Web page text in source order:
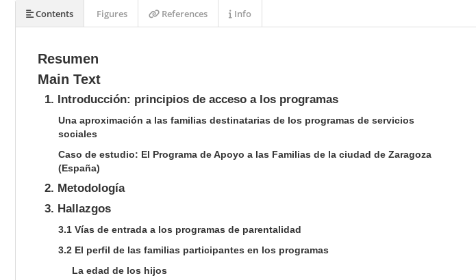
Resumen
Main Text
1. Introducción: principios de acceso a los programas
Una aproximación a las familias destinatarias de los programas de servicios
sociales
Caso de estudio: El Programa de Apoyo a las Familias de la ciudad de Zaragoza
(España)
2. Metodología
3. Hallazgos
3.1 Vías de entrada a los programas de parentalidad
3.2 El perfil de las familias participantes en los programas
La edad de los hijos
Contents Figures References Info